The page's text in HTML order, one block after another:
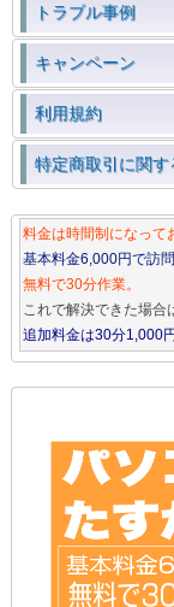
トラブル事例
キャンペーン
利用規約
特定商取引に関
料金は時間制になって
基本料金6,000円で訪問
無料で30分作業。
これで解決できた場合
追加料金は30分1,000